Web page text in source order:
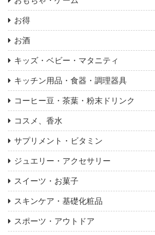
お得
お酒
キッズ・ベビー・マタニティ
キッチン用品・食器・調理器具
コーヒー豆・茶葉・粉末ドリンク
コスメ、香水
サプリメント・ビタミン
ジュエリー・アクセサリー
スイーツ・お菓子
スキンケア・基礎化粧品
スポーツ・アウトドア